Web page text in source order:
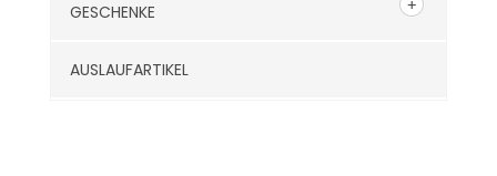
GESCHENKE
AUSLAUFARTIKEL